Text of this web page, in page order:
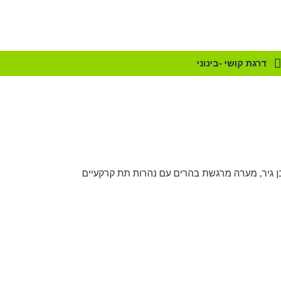
דרגת קושי -בינוני
גיר, מערה מרגשת בהרים עם נהרות תת קרקעיים